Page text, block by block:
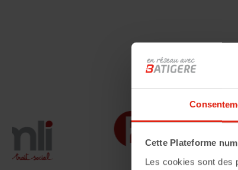
Cette Plateforme
Les cookies sont des
Familiale